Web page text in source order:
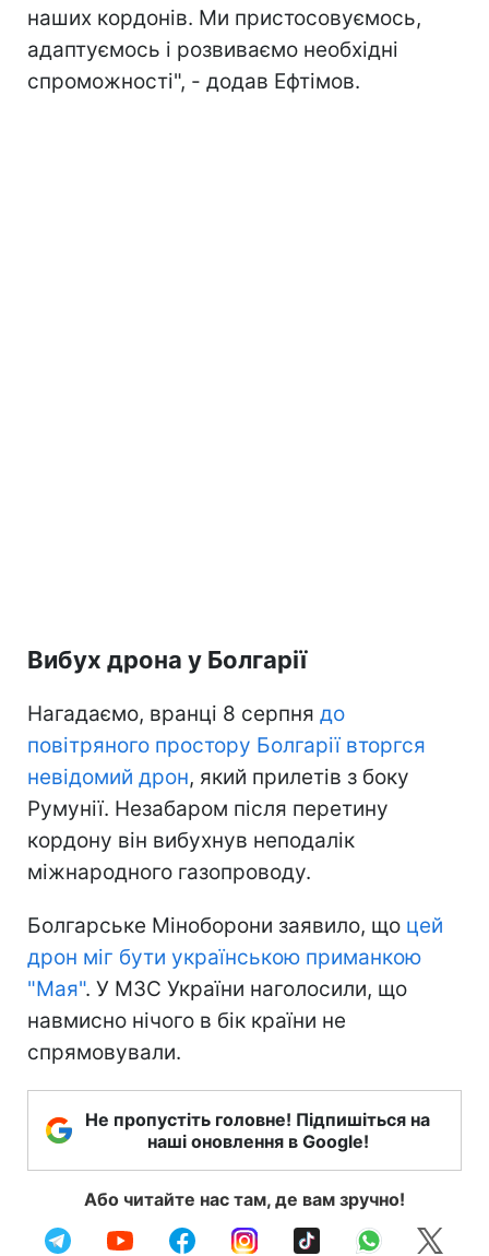
наших кордонів. Ми пристосовуємось,
адаптуємось і розвиваємо необхідні
спроможності", - додав Ефтімов.
Вибух дрона у Болгарії
Нагадаємо, вранці 8 серпня до
повітряного простору Болгарії вторгся
невідомий дрон, який прилетів з боку
Румунії. Незабаром після перетину
кордону він вибухнув неподалік
міжнародного газопроводу.
Болгарське Міноборони заявило, що цей
дрон міг бути українською приманкою
"Мая". У МЗС України наголосили, що
навмисно нічого в бік країни не
спрямовували.
Не пропустіть головне! Підпишіться на
наші оновлення в Google!
Або читайте нас там, де вам зручно!